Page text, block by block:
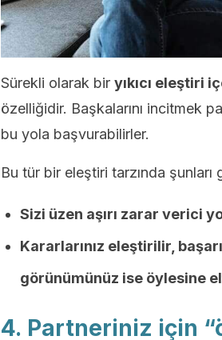
Sürekli olarak bir yıkıcı eleştiri
özelliğidir. Başkalarını incitmek
bu yola başvurabilirler.
Bu tür bir eleştiri tarzında şunları
Sizi üzen aşırı zarar verici
Kararlarınız eleştirilir,
görünümünüz ise öylesine
4. Partneriniz için